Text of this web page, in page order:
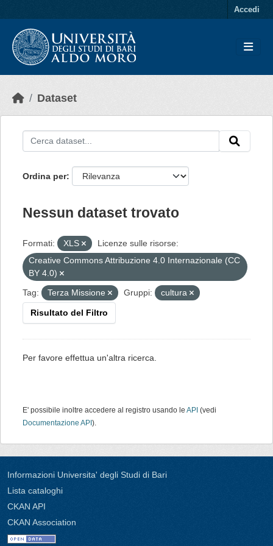
Accedi
Dataset
Ordina per
Nessun dataset trovato
Formati: XLS
Licenze sulle risorse:
Creative Commons Attribuzione 4.0 Internazionale (CC
BY 4.0)
Tag:
Terza Missione Gruppi: cultura
Risultato del Filtro
Per favore effettua un'altra ricerca.
E' possibile inoltre accedere al registro usando le API (vedi
Documentazione API ).
Informazioni Universita' degli Studi di Bari
Lista cataloghi
CKAN API
CKAN Association